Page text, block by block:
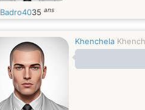
Badro4035 ans
Khenchela